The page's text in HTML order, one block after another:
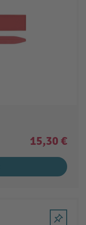
15,30 €